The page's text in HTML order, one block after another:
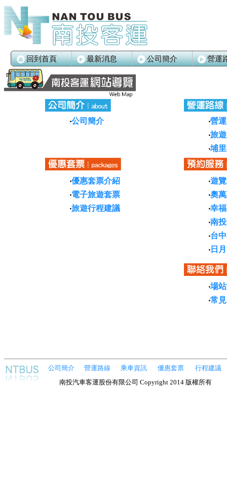
回到首頁 最新消息 公司簡介 營運
‧公司簡介 ‧營
‧旅
‧埔
‧優惠套票介紹
‧電子旅遊套票
‧旅遊行程建議
‧遊
‧奧
‧幸
‧南
‧台
‧ 日
‧場
‧常
公司簡介 營運路線 乘車資訊 優惠套票
行程建議
南投汽車客運股份有限公司 Copyright 2014 版權所有